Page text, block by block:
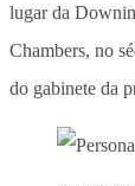
lugar da
Chambers, no
do gabinete da